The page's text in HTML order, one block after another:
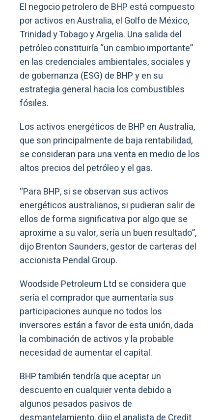
El negocio petrolero de BHP está compuesto
por activos en Australia, el Golfo de México,
Trinidad y Tobago y Argelia. Una salida del
petróleo constituiría “un cambio importante”
en las credenciales ambientales, sociales y
de gobernanza (ESG) de BHP y en su
estrategia general hacia los combustibles
fósiles.
Los activos energéticos de BHP en Australia,
que son principalmente de baja rentabilidad,
se consideran para una venta en medio de los
altos precios del petróleo y el gas.
“Para BHP, si se observan sus activos
energéticos australianos, si pudieran salir de
ellos de forma significativa por algo que se
aproxime a su valor, sería un buen resultado”,
dijo Brenton Saunders, gestor de carteras del
accionista Pendal Group.
Woodside Petroleum Ltd se considera que
sería el comprador que aumentaría sus
participaciones aunque no todos los
inversores están a favor de esta unión, dada
la combinación de activos y la probable
necesidad de aumentar el capital.
BHP también tendría que aceptar un
descuento en cualquier venta debido a
algunos pesados pasivos de